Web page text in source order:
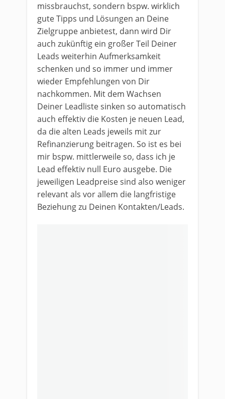
missbrauchst, sondern bspw. wirklich
gute Tipps und Lösungen an Deine
Zielgruppe anbietest, dann wird Dir
auch zukünftig ein großer Teil Deiner
Leads weiterhin Aufmerksamkeit
schenken und so immer und immer
wieder Empfehlungen von Dir
nachkommen. Mit dem Wachsen
Deiner Leadliste sinken so automatisch
auch effektiv die Kosten je neuen Lead,
da die alten Leads jeweils mit zur
Refinanzierung beitragen. So ist es bei
mir bspw. mittlerweile so, dass ich je
Lead effektiv null Euro ausgebe. Die
jeweiligen Leadpreise sind also weniger
relevant als vor allem die langfristige
Beziehung zu Deinen Kontakten/Leads.